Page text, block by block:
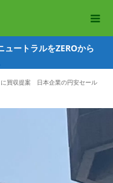
ュートラルをZEROから
買収提案 日本企業の円安セール